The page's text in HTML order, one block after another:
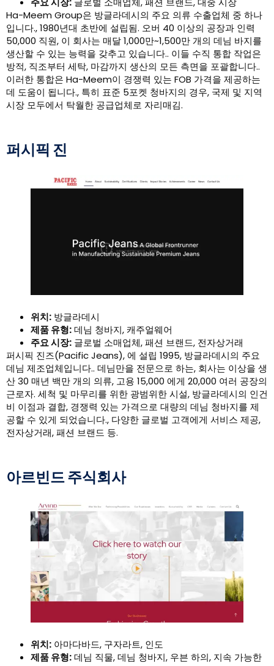
Ha-Meem Group은 방글라데시의 주요 의류 수출업체 중 하나
입니다., 1980년대 초반에 설립됨. 오버 40 이상의 공장과 인력
50,000 직원, 이 회사는 매달 1,000만~1,500만 개의 데님 바지를
생산할 수 있는 능력을 갖추고 있습니다.. 이들 수직 통합 작업은
방적, 직조부터 세탁, 마감까지 생산의 모든 측면을 포괄합니다..
이러한 통합은 Ha-Meem이 경쟁력 있는 FOB 가격을 제공하는
데 도움이 됩니다., 특히 표준 5포켓 청바지의 경우, 국제 및 지역
시장 모두에서 탁월한 공급업체로 자리매김.
퍼시픽 진
위치: 방글라데시
제품 유형:데님 청바지, 캐주얼웨어
주요 시장: 글로벌 소매업체, 패션 브랜드, 전자상거래
퍼시픽 진즈(Pacific Jeans), 에 설립 1995, 방글라데시의 주요
데님 제조업체입니다.. 데님만을 전문으로 하는, 회사는 이상을 생
산 30 매년 백만 개의 의류, 고용 15,000 에게 20,000 여러 공장의
근로자. 세척 및 마무리를 위한 광범위한 시설, 방글라데시의 인건
비 이점과 결합, 경쟁력 있는 가격으로 대량의 데님 청바지를 제
공할 수 있게 되었습니다., 다양한 글로벌 고객에게 서비스 제공,
전자상거래, 패션 브랜드 등.
아르빈드 주식회사
위치: 아마다바드, 구자라트, 인도
제품 유형:데님 직물, 데님 청바지, 우븐 하의, 지속 가능한